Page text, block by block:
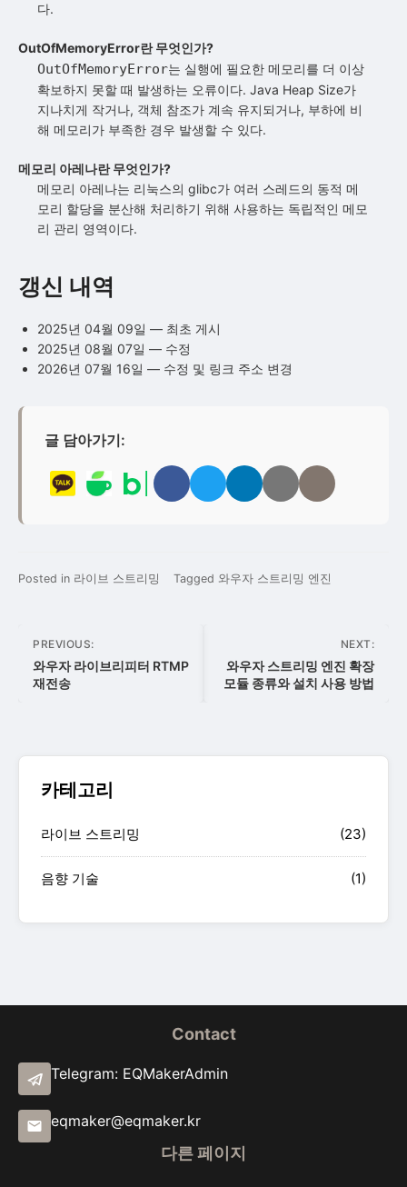
다.
OutOfMemoryError란 무엇인가?
OutOfMemoryError는 실행에 필요한 메모리를 더 이상
확보하지 못할 때 발생하는 오류이다. Java Heap Size가
지나치게 작거나, 객체 참조가 계속 유지되거나, 부하에 비
해 메모리가 부족한 경우 발생할 수 있다.
메모리 아레나란 무엇인가?
메모리 아레나는 리눅스의 glibc가 여러 스레드의 동적 메
모리 할당을 분산해 처리하기 위해 사용하는 독립적인 메모
리 관리 영역이다.
갱신 내역
2025년 04월 09일 — 최초 게시
2025년 08월 07일 — 수정
2026년 07월 16일 — 수정 및 링크 주소 변경
글 담아가기:
카
으
유
하
네
페
기
네
로
가
Facebook
유
Twitter
하
LinkedIn
유
이
공
HTML
가
Posted in 라이브 스트리밍 Tagged 와우자 스트리밍 엔진
글
탐
색
PREVIOUS:
와우자 라이브리피터 RTMP
재전송
NEXT:
와우자 스트리밍 엔진 확장
모듈 종류와 설치 사용 방법
카테고리
라이브 스트리밍 (23)
음향 기술 (1)
Contact
Telegram: EQMakerAdmin
eqmaker@eqmaker.kr
다른 페이지